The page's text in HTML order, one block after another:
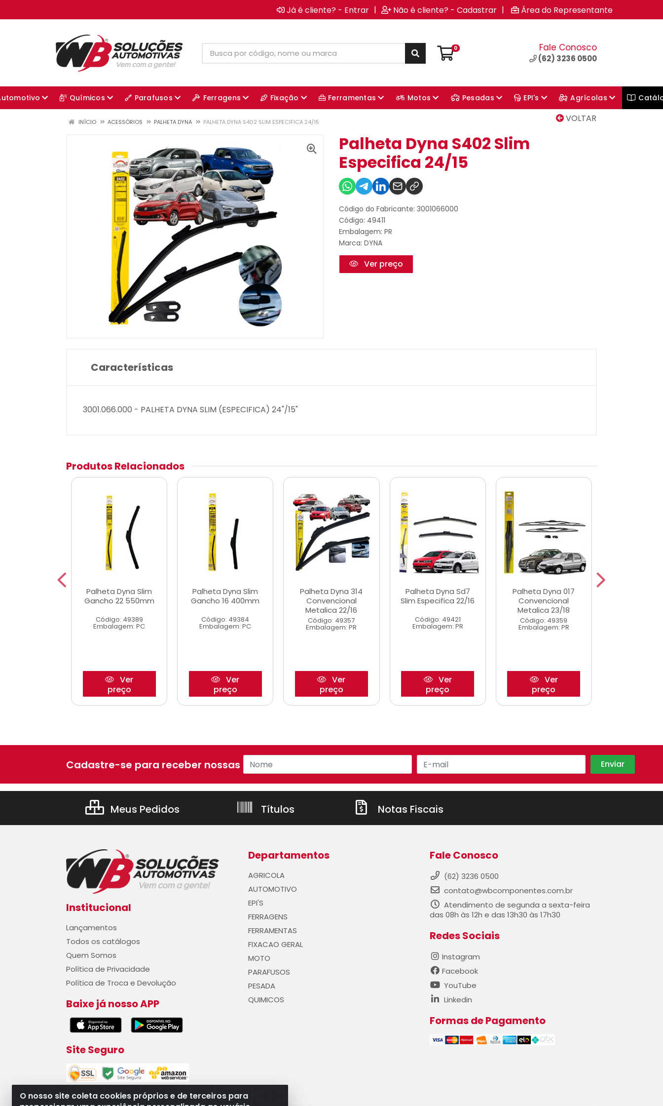
Já é cliente? - Entrar | Não é cliente? - Cadastrar | Área do Representante
0 Fale Conosco
(62) 3236 0500
Químicos Parafusos Ferragens Fixação Ferramentas Motos Pesadas EPI's Agrícolas
VOLTAR
INÍCIO ACESSÓRIOS PALHETA DYNA PALHETA DYNA S402 SLIM ESPECIFICA 24/15
Palheta Dyna S402 Slim
Especifica 24/15
Código do Fabricante: 3001066000
Código: 49411
Embalagem: PR
Marca: DYNA
Ver preço
Características
3001.066.000 - PALHETA DYNA SLIM (ESPECIFICA) 24"/15"
Produtos Relacionados
Palheta Dyna Slim
Gancho 22 550mm
Código: 49389
Embalagem: PC
Ver
preço
Palheta Dyna Slim
Gancho 16 400mm
Código: 49384
Embalagem: PC
Ver
preço
Palheta Dyna 314
Convencional
Metalica 22/16
Código: 49357
Embalagem: PR
Ver
preço
Palheta Dyna Sd7
Slim Especifica 22/16
Código: 49421
Embalagem: PR
Ver
preço
Palheta Dyna 017
Convencional
Metalica 23/18
Código: 49359
Embalagem: PR
Ver
preço
O nosso site coleta cookies próprios e de terceiros para
Cadastre-se para receber nossas ofertas!
Meus Pedidos Títulos Notas Fiscais
Institucional
Lançamentos
Todos os catálogos
Quem Somos
Política de Privacidade
Política de Troca e Devolução
Baixe já nosso APP
Site Seguro
Departamentos
AGRICOLA
AUTOMOTIVO
EPI'S
FERRAGENS
FERRAMENTAS
FIXACAO GERAL
MOTO
PARAFUSOS
PESADA
QUIMICOS
Fale Conosco
(62) 3236 0500
contato@wbcomponentes.com.br
Atendimento de segunda a sexta-feira
das 08h às 12h e das 13h30 às 17h30
Redes Sociais
Instagram
Facebook
YouTube
Linkedin
Formas de Pagamento